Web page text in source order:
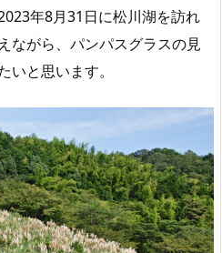
年8月31日に松川湖を訪れ
ながら、パンパスグラスの見
と思います。